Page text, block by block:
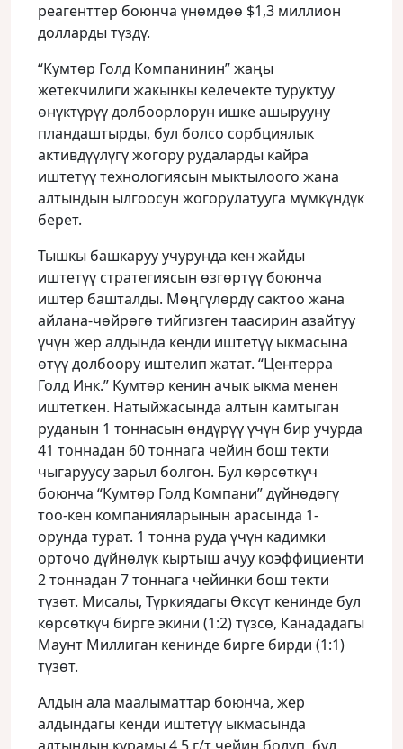
реагенттер боюнча үнөмдөө $1,3 миллион
долларды түздү.
“Кумтөр Голд Компанинин” жаңы
жетекчилиги жакынкы келечекте туруктуу
өнүктүрүү долбоорлорун ишке ашырууну
пландаштырды, бул болсо сорбциялык
активдүүлүгү жогору рудаларды кайра
иштетүү технологиясын мыктылоого жана
алтындын ылгоосун жогорулатууга мүмкүндүк
берет.
Тышкы башкаруу учурунда кен жайды
иштетүү стратегиясын өзгөртүү боюнча
иштер башталды. Мөңгүлөрдү сактоо жана
айлана-чөйрөгө тийгизген таасирин азайтуу
үчүн жер алдында кенди иштетүү ыкмасына
өтүү долбоору иштелип жатат. “Центерра
Голд Инк.” Кумтөр кенин ачык ыкма менен
иштеткен. Натыйжасында алтын камтыган
руданын 1 тоннасын өндүрүү үчүн бир учурда
41 тоннадан 60 тоннага чейин бош текти
чыгаруусу зарыл болгон. Бул көрсөткүч
боюнча “Кумтөр Голд Компани” дүйнөдөгү
тоо-кен компанияларынын арасында 1-
орунда турат. 1 тонна руда үчүн кадимки
орточо дүйнөлүк кыртыш ачуу коэффициенти
2 тоннадан 7 тоннага чейинки бош текти
түзөт. Мисалы, Түркиядагы Өксүт кенинде бул
көрсөткүч бирге экини (1:2) түзсө, Канададагы
Маунт Миллиган кенинде бирге бирди (1:1)
түзөт.
Алдын ала маалыматтар боюнча, жер
алдындагы кенди иштетүү ыкмасында